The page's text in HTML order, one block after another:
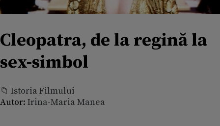
Cleopatra, de la regină la
sex-simbol
📁 Istoria Filmului
Autor: Irina-Maria Manea